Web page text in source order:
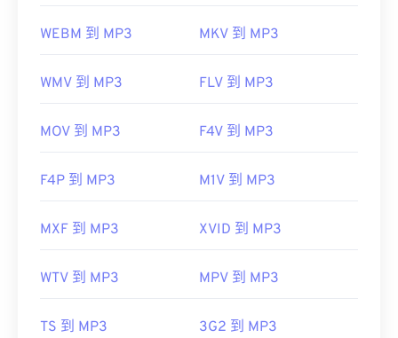
WEBM 到 MP3 MKV 到 MP3
WMV 到 MP3 FLV 到 MP3
MOV 到 MP3 F4V 到 MP3
F4P 到 MP3 M1V 到 MP3
MXF 到 MP3 XVID 到 MP3
WTV 到 MP3 MPV 到 MP3
TS 到 MP3 3G2 到 MP3